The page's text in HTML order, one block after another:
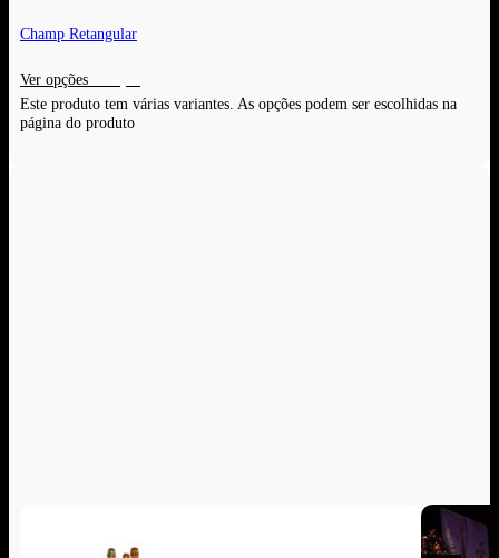
Champ Retangular
Ver opções
Este produto tem várias variantes. As opções podem ser escolhidas na
página do produto